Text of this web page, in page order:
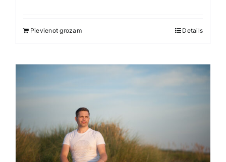
Pievienot grozam Details